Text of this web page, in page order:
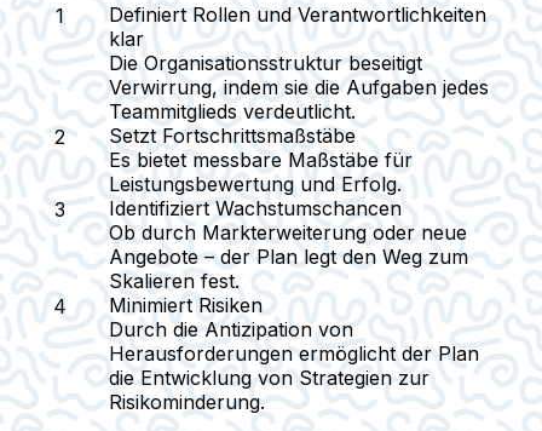
Definiert Rollen und Verantwortlichkeiten
klar
Die Organisationsstruktur beseitigt
Verwirrung, indem sie die Aufgaben jedes
Teammitglieds verdeutlicht.
Setzt Fortschrittsmaßstäbe
Es bietet messbare Maßstäbe für
Leistungsbewertung und Erfolg.
Identifiziert Wachstumschancen
Ob durch Markterweiterung oder neue
Angebote – der Plan legt den Weg zum
Skalieren fest.
Minimiert Risiken
Durch die Antizipation von
Herausforderungen ermöglicht der Plan
die Entwicklung von Strategien zur
Risikominderung.